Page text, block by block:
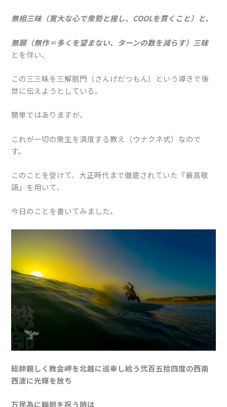
無相三昧（寛大な心で衆勢と接し、COOLを貫くこと）と、
無願（無作＝多くを望まない、ターンの数を減らす）三昧
とを伴い、
この三三昧を三解脱門（さんげだつもん）という導きで後
世に伝えようとしている。
簡単ではありますが、
これが一切の衆生を済度する教え（ウナクネ式）なので
す。
このことを受けて、大正時代まで徹底されていた『最高敬
語』を用いて、
今日のことを書いてみました。
総帥親しく教会岬を北越に巡幸し給う弐百五拾四度の西南
西波に光輝を放ち
万民為に輪廻を祝う時は